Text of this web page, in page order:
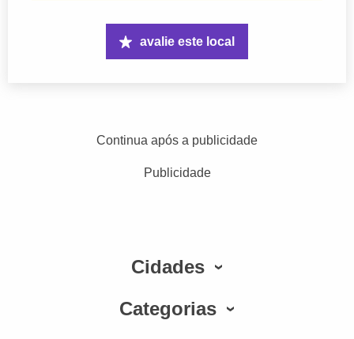
avalie este local
Continua após a publicidade
Publicidade
Cidades
Categorias